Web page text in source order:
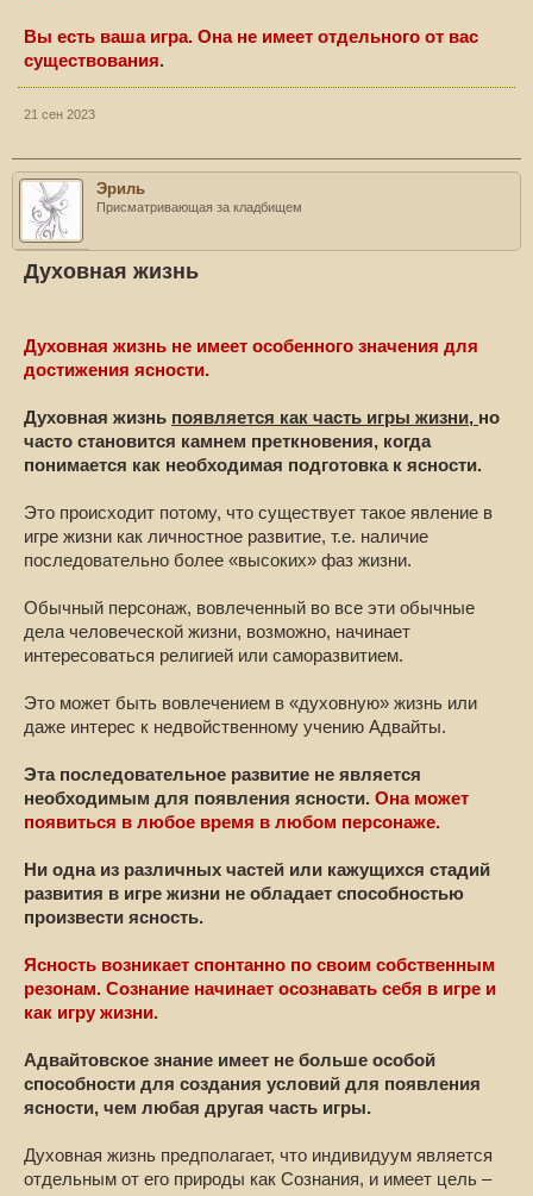
Вы есть ваша игра. Она не имеет отдельного от вас
существования.
21 сен 2023
Эриль
Присматривающая за кладбищем
Духовная жизнь
Духовная жизнь не имеет особенного значения для
достижения ясности.
Духовная жизнь появляется как часть игры жизни, но
часто становится камнем преткновения, когда
понимается как необходимая подготовка к ясности.
Это происходит потому, что существует такое явление в
игре жизни как личностное развитие, т.е. наличие
последовательно более «высоких» фаз жизни.
Обычный персонаж, вовлеченный во все эти обычные
дела человеческой жизни, возможно, начинает
интересоваться религией или саморазвитием.
Это может быть вовлечением в «духовную» жизнь или
даже интерес к недвойственному учению Адвайты.
Эта последовательное развитие не является
необходимым для появления ясности. Она может
появиться в любое время в любом персонаже.
Ни одна из различных частей или кажущихся стадий
развития в игре жизни не обладает способностью
произвести ясность.
Ясность возникает спонтанно по своим собственным
резонам. Сознание начинает осознавать себя в игре и
как игру жизни.
Адвайтовское знание имеет не больше особой
способности для создания условий для появления
ясности, чем любая другая часть игры.
Духовная жизнь предполагает, что индивидуум является
отдельным от его природы как Сознания, и имеет цель –